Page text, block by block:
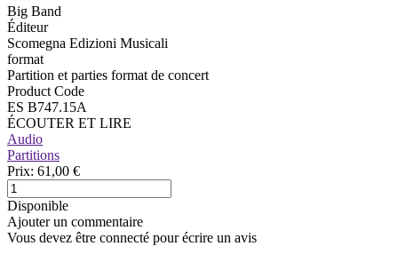
Big Band
Éditeur
Scomegna Edizioni Musicali
format
Partition et parties format de concert
Product Code
ES B747.15A
ÉCOUTER ET LIRE
Audio
Partitions
Prix: 61,00 €
Disponible
Ajouter un commentaire
Vous devez être connecté pour écrire un avis